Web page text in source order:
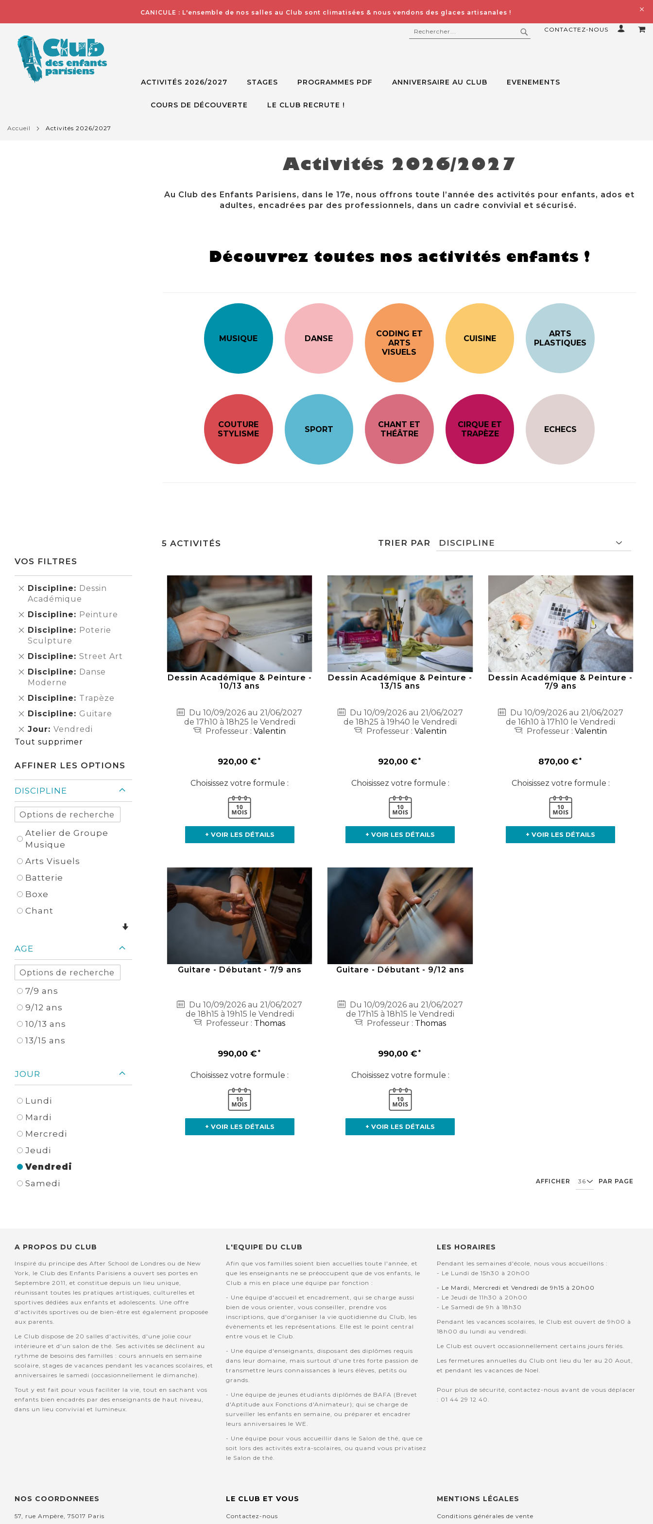
CANICULE : L'ensemble de nos salles au Club sont climatisées & nous vendons des glaces artisanales !
CONTACTEZ-NOUS
RECHERCHER
ACTIVITÉS 2026/2027 STAGES PROGRAMMES PDF ANNIVERSAIRE AU CLUB EVENEMENTS
COURS DE DÉCOUVERTE LE CLUB RECRUTE !
accueil activités 2026/2027
Activités 2026/2027
Au Club des Enfants Parisiens, dans le 17e, nous offrons toute l’année des activités pour enfants, ados et
adultes, encadrées par des professionnels, dans un cadre convivial et sécurisé.
Découvrez toutes nos activités enfants !
MUSIQUE DANSE
CODING ET
ARTS
VISUELS
CUISINE
ARTS
PLASTIQUES
COUTURE
STYLISME
SPORT
CHANT ET
THÉÂTRE
CIRQUE ET
TRAPÈZE
ECHECS
5 ACTIVITÉS TRIER PAR
Dessin Académique & Peinture -
10/13 ans
Du 10/09/2026 au 21/06/2027
de 17h10 à 18h25 le Vendredi
Professeur :Valentin
920,00 €
Choisissez votre formule :
+ VOIR LES DÉTAILS
Dessin Académique & Peinture -
13/15 ans
Du 10/09/2026 au 21/06/2027
de 18h25 à 19h40 le Vendredi
Professeur : Valentin
920,00 €
Choisissez votre formule :
+ VOIR LES DÉTAILS
Dessin Académique & Peinture -
7/9 ans
Du 10/09/2026 au 21/06/2027
de 16h10 à 17h10 le Vendredi
Professeur : Valentin
870,00 €
Choisissez votre formule :
+ VOIR LES DÉTAILS
Guitare - Débutant - 7/9 ans
Du 10/09/2026 au 21/06/2027
de 18h15 à 19h15 le Vendredi
Professeur : Thomas
990,00 €
Choisissez votre formule :
+ VOIR LES DÉTAILS
Guitare - Débutant - 9/12 ans
Du 10/09/2026 au 21/06/2027
de 17h15 à 18h15 le Vendredi
Professeur : Thomas
990,00 €
Choisissez votre formule :
+ VOIR LES DÉTAILS
AFFICHER PAR PAGE
VOS FILTRES
Discipline
Dessin
Académique
Supprimer
cet
Élément
Discipline Peinture
Supprimer
cet
Élément
Discipline
Poterie
Sculpture
Supprimer
cet
Élément
Discipline Street Art
Supprimer
cet
Élément
Discipline
Danse
Moderne
Supprimer
cet
Élément
Discipline Trapèze
Supprimer
cet
Élément
Discipline Guitare
Supprimer
Élément
Jour Vendredi
Supprimer
cet
Tout supprimer
AFFINER LES OPTIONS
DISCIPLINE
Atelier de Groupe
Musique
Arts Visuels
Batterie
Boxe
Chant
AGE
7/9 ans
9/12 ans
10/13 ans
13/15 ans
JOUR
Lundi
Mardi
Mercredi
Jeudi
Vendredi
Samedi
A PROPOS DU CLUB
Inspiré du principe des After School de Londres ou de New
York, le Club des Enfants Parisiens a ouvert ses portes en
Septembre 2011, et constitue depuis un lieu unique,
réunissant toutes les pratiques artistiques, culturelles et
sportives dédiées aux enfants et adolescents. Une offre
d'activités sportives ou de bien-être est également proposée
aux parents.
Le Club dispose de 20 salles d'activités, d'une jolie cour
intérieure et d'un salon de thé. Ses activités se déclinent au
rythme de besoins des familles : cours annuels en semaine
scolaire, stages de vacances pendant les vacances scolaires, et
anniversaires le samedi (occasionnellement le dimanche).
Tout y est fait pour vous faciliter la vie, tout en sachant vos
enfants bien encadrés par des enseignants de haut niveau,
dans un lieu convivial et lumineux.
L'EQUIPE DU CLUB
Afin que vos familles soient bien accuellies toute l'année, et
que les enseignants ne se préoccupent que de vos enfants, le
Club a mis en place une équipe par fonction :
- Une équipe d'accueil et encadrement, qui se charge aussi
bien de vous orienter, vous conseiller, prendre vos
inscriptions, que d'organiser la vie quotidienne du Club, les
évènements et les représentations. Elle est le point central
entre vous et le Club.
- Une équipe d'enseignants, disposant des diplômes requis
dans leur domaine, mais surtout d'une très forte passion de
transmettre leurs connaissances à leurs élèves, petits ou
grands.
- Une équipe de jeunes étudiants diplômés de BAFA (Brevet
d'Aptitude aux Fonctions d'Animateur); qui se charge de
surveiller les enfants en semaine, ou préparer et encadrer
leurs anniversaires le WE.
- Une équipe pour vous accueillir dans le Salon de thé, que ce
soit lors des activités extra-scolaires, ou quand vous privatisez
le Salon de thé.
LES HORAIRES
Pendant les semaines d'école, nous vous accueillons :
- Le Lundi de 15h30 à 20h00
- Le Mardi, Mercredi et Vendredi de 9h15 à 20h00
- Le Jeudi de 11h30 à 20h00
- Le Samedi de 9h à 18h30
Pendant les vacances scolaires, le Club est ouvert de 9h00 à
18h00 du lundi au vendredi.
Le Club est ouvert occasionnellement certains jours fériés.
Les fermetures annuelles du Club ont lieu du 1er au 20 Aout,
et pendant les vacances de Noel.
Pour plus de sécurité, contactez-nous avant de vous déplacer
: 01 44 29 12 40.
NOS COORDONNEES
57, rue Ampère, 75017 Paris
LE CLUB ET VOUS
Contactez-nous
MENTIONS LÉGALES
Conditions générales de vente